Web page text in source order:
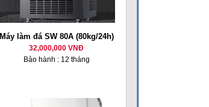
Máy làm đá SW 80A (80kg/24h)
32,000,000 VNĐ
Bảo hành : 12 tháng